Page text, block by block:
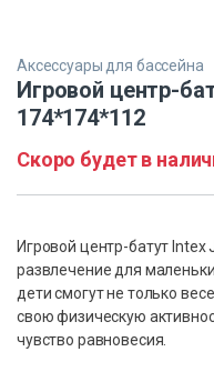
Аксессуары для бассейна
Игровой центр-
174*174*112
Скоро будет в
Игровой центр-батут
развлечение для
дети смогут не только
свою физическую
чувство равновесия.